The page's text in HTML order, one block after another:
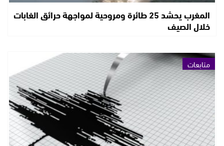
المغرب يحشد 25 طائرة ومروحية لمواجهة حرائق الغابات
خلال الصيف
متابعات